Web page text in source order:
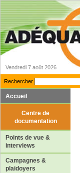
Vendredi 7 août 2026
Rechercher
Accueil
Centre de
documentation
Points de vue &
interviews
Campagnes &
plaidoyers